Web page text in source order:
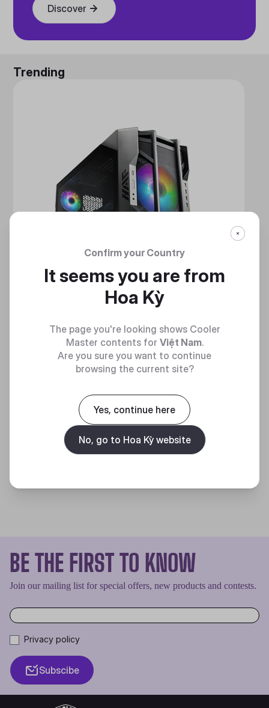
Discover
Trending
HAF 700
Discover
BE THE FIRST TO KNOW
Join our mailing list for special offers, new products and contests.
Privacy policy
Subscibe
Confirm your Country
It seems you are from
Hoa Kỳ
The page you're looking shows Cooler
Master contents for Việt Nam.
Are you sure you want to continue
browsing the current site?
Yes, continue here
No, go to Hoa Kỳ website